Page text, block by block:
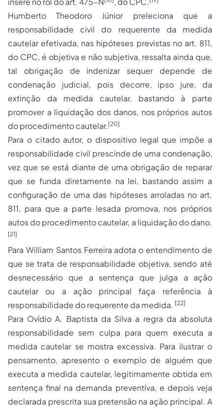
Humberto Theodoro Júnior preleciona que a
responsabilidade civil do requerente da medida
cautelar efetivada, nas hipóteses previstas no art. 811,
do CPC, é objetiva e não subjetiva, ressalta ainda que,
tal obrigação de indenizar sequer depende de
condenação judicial, pois decorre, ipso jure, da
extinção da medida cautelar, bastando à parte
promover a liquidação dos danos, nos próprios autos
do procedimento cautelar. [20]
Para o citado autor, o dispositivo legal que impõe a
responsabilidade civil prescinde de uma condenação,
vez que se está diante de uma obrigação de reparar
que se funda diretamente na lei, bastando assim a
configuração de uma das hipóteses arroladas no art.
811, para que a parte lesada promova, nos próprios
autos do procedimento cautelar, a liquidação do dano.
[21]
Para William Santos Ferreira adota o entendimento de
que se trata de responsabilidade objetiva, sendo até
desnecessário que a sentença que julga a ação
cautelar ou a ação principal faça referência à
responsabilidade do requerente da medida. [22]
Para Ovídio A. Baptista da Silva a regra da absoluta
responsabilidade sem culpa para quem executa a
medida cautelar se mostra excessiva. Para ilustrar o
pensamento, apresento o exemplo de alguém que
executa a medida cautelar, legitimamente obtida em
sentença final na demanda preventiva, e depois veja
declarada prescrita sua pretensão na ação principal. A